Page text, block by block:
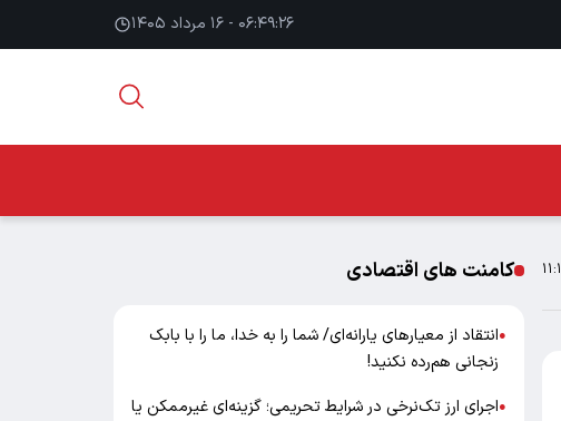
۰۶:۴۹:۲۷ - ۱۶ مرداد ۱۴۰۵
کامنت های اقتصادی
●انتقاد از معیارهای یارانه‌ای/ شما را به خدا، ما را با بابک
زنجانی هم‌رده نکنید!
●اجرای ارز تک‌نرخی در شرایط تحریمی؛ گزینه‌ای غیرممکن یا